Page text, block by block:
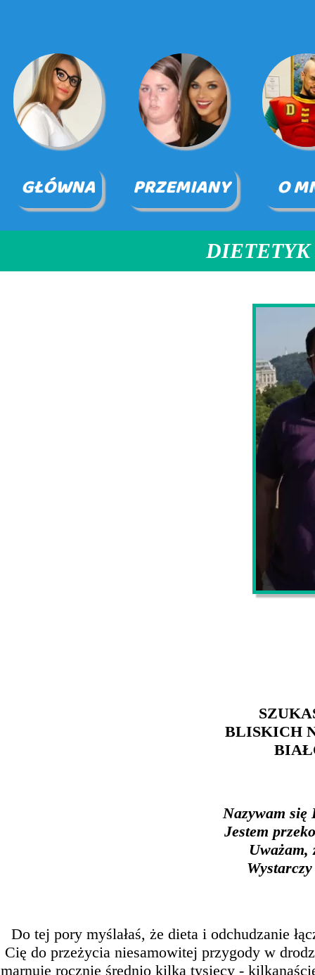
O
GŁÓWNA PRZEMIANY
Do tej pory myślałaś, że dieta i odchudzanie
Cię do przeżycia niesamowitej przygody w
marnuje rocznie średnio kilka tysięcy -
BLISKICH
Nazywam
Jestem
Uważam,